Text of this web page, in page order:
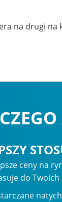
na drugi na
ceny na
do